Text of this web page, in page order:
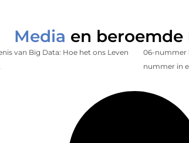
Media en beroemde
van Big Data: Hoe het ons Leven
06-nummer
nummer in